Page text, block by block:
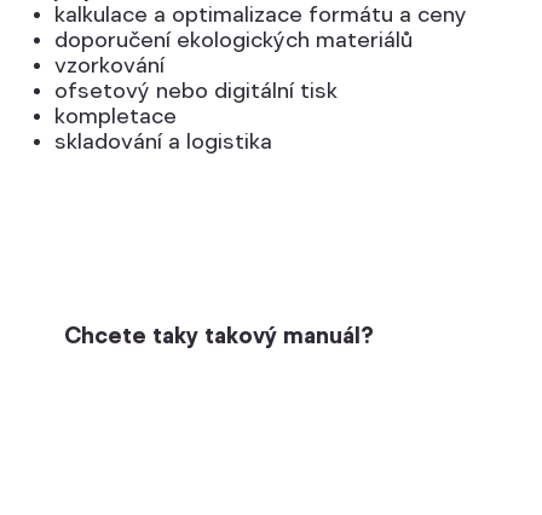
kalkulace a optimalizace formátu a ceny
doporučení ekologických materiálů
vzorkování
ofsetový nebo digitální tisk
kompletace
skladování a logistika
Chcete taky takový manuál?